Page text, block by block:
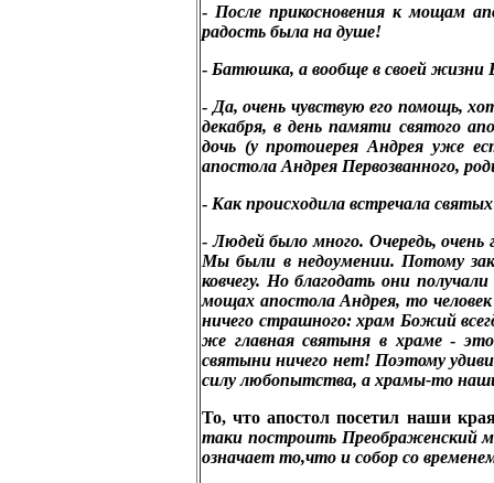
- После прикосновения к мощам
радость была на душе!
- Батюшка, а вообще в своей жизни
- Да, очень чувствую его помощь,
декабря, в день памяти святого
дочь (у протоиерея Андрея уже
апостола Андрея Первозванного,
- Как происходила встречала
-Людей было много. Очередь, очень
Мы были в недоумении. Потому
ковчегу. Но благодать они
мощах апостола Андрея, то
ничего страшного: храм Божий
же главная святыня в храме-
святыни ничего нет! Поэтому
силу любопытства, а храмы-то
То, что апостол посетил наши
таки построить Преображенский
означает то,что и собор со